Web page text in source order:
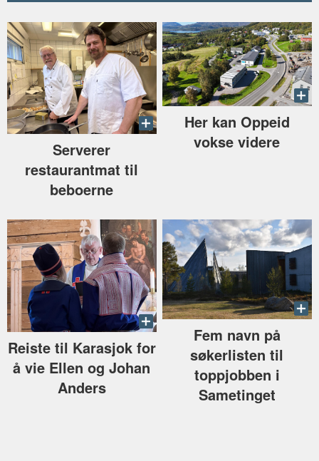
Serverer
restaurantmat til
beboerne
Her kan Oppeid
vokse videre
Reiste til Karasjok for
å vie Ellen og Johan
Anders
Fem navn på
søkerlisten til
toppjobben i
Sametinget